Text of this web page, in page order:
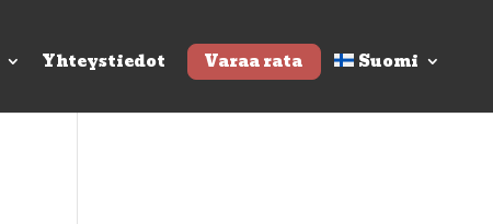
Yhteystiedot Varaa rata Suomi